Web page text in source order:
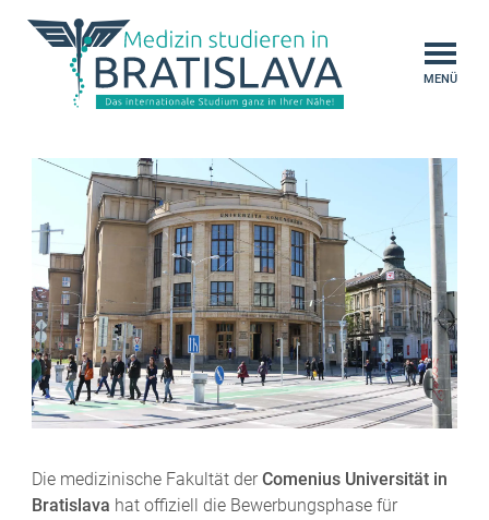
MENÜ
Die medizinische Fakultät der Comenius Universität in
Bratislava hat offiziell die Bewerbungsphase für